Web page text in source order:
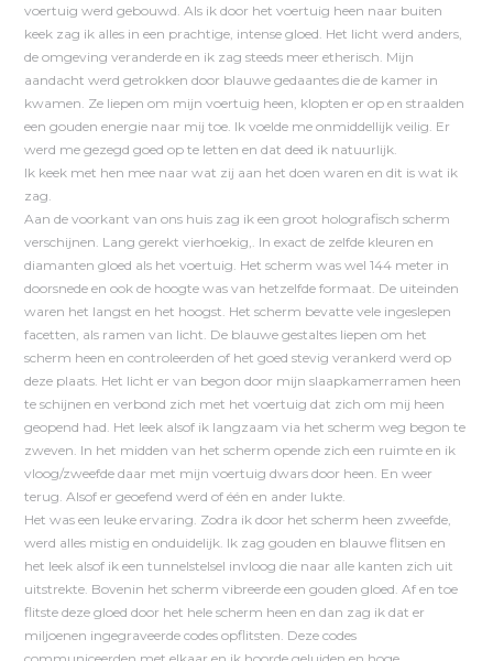
voertuig werd gebouwd. Als ik door het voertuig heen naar buiten
keek zag ik alles in een prachtige, intense gloed. Het licht werd anders,
de omgeving veranderde en ik zag steeds meer etherisch. Mijn
aandacht werd getrokken door blauwe gedaantes die de kamer in
kwamen. Ze liepen om mijn voertuig heen, klopten er op en straalden
een gouden energie naar mij toe. Ik voelde me onmiddellijk veilig. Er
werd me gezegd goed op te letten en dat deed ik natuurlijk.
Ik keek met hen mee naar wat zij aan het doen waren en dit is wat ik
zag.
Aan de voorkant van ons huis zag ik een groot holografisch scherm
verschijnen. Lang gerekt vierhoekig,. In exact de zelfde kleuren en
diamanten gloed als het voertuig. Het scherm was wel 144 meter in
doorsnede en ook de hoogte was van hetzelfde formaat. De uiteinden
waren het langst en het hoogst. Het scherm bevatte vele ingeslepen
facetten, als ramen van licht. De blauwe gestaltes liepen om het
scherm heen en controleerden of het goed stevig verankerd werd op
deze plaats. Het licht er van begon door mijn slaapkamerramen heen
te schijnen en verbond zich met het voertuig dat zich om mij heen
geopend had. Het leek alsof ik langzaam via het scherm weg begon te
zweven. In het midden van het scherm opende zich een ruimte en ik
vloog/zweefde daar met mijn voertuig dwars door heen. En weer
terug. Alsof er geoefend werd of één en ander lukte.
Het was een leuke ervaring. Zodra ik door het scherm heen zweefde,
werd alles mistig en onduidelijk. Ik zag gouden en blauwe flitsen en
het leek alsof ik een tunnelstelsel invloog die naar alle kanten zich uit
uitstrekte. Bovenin het scherm vibreerde een gouden gloed. Af en toe
flitste deze gloed door het hele scherm heen en dan zag ik dat er
miljoenen ingegraveerde codes opflitsten. Deze codes